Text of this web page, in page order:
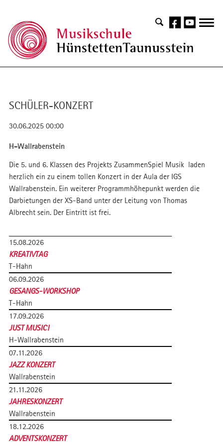
SCHÜLER-KONZERT
30.06.2025 00:00
H-Wallrabenstein
Die 5. und 6. Klassen des Projekts ZusammenSpiel Musik laden
herzlich ein zu einem tollen Konzert in der Aula der IGS
Wallrabenstein. Ein weiterer Programmhöhepunkt werden die
Darbietungen der XS-Band unter der Leitung von Thomas
Albrecht sein. Der Eintritt ist frei.
15.08.2026
KREATIVTAG
T-Hahn
06.09.2026
GESANGS-WORKSHOP
T-Hahn
17.09.2026
JUST MUSIC!
H-Wallrabenstein
07.11.2026
JAZZ KONZERT
Wallrabenstein
21.11.2026
JAHRESKONZERT
Wallrabenstein
18.12.2026
ADVENTSKONZERT